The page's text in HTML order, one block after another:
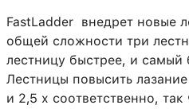
FastLadder внедрет новые
общей сложности три
лестницу быстрее, и самый
Лестницы повысить
и 2,5 х соответственно,